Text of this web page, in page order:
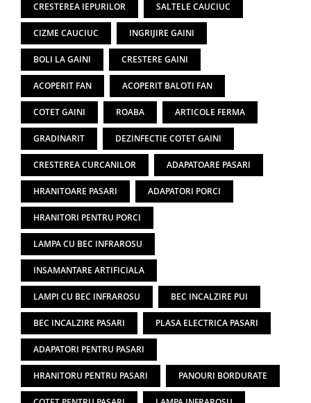
CRESTEREA IEPURILOR SALTELE CAUCIUC
CIZME CAUCIUC INGRIJIRE GAINI
BOLI LA GAINI CRESTERE GAINI
ACOPERIT FAN ACOPERIT BALOTI FAN
COTET GAINI ROABA ARTICOLE FERMA
GRADINARIT DEZINFECTIE COTET GAINI
CRESTEREA CURCANILOR ADAPATOARE PASARI
HRANITOARE PASARI ADAPATORI PORCI
HRANITORI PENTRU PORCI
LAMPA CU BEC INFRAROSU
INSAMANTARE ARTIFICIALA
LAMPI CU BEC INFRAROSU BEC INCALZIRE PUI
BEC INCALZIRE PASARI PLASA ELECTRICA PASARI
ADAPATORI PENTRU PASARI
HRANITORU PENTRU PASARI PANOURI BORDURATE